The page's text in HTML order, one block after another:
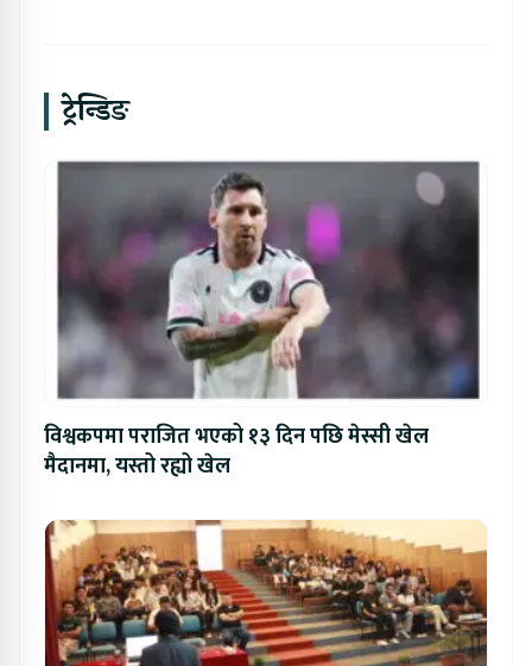
ट्रेन्डिङ
विश्वकपमा पराजित भएको १३ दिन पछि मेस्सी खेल
मैदानमा, यस्तो रह्यो खेल